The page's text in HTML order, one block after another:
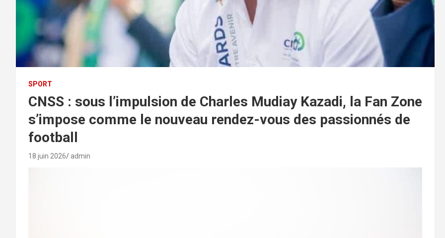
SPORT
CNSS : sous l’impulsion de Charles Mudiay Kazadi, la Fan Zone
s’impose comme le nouveau rendez-vous des passionnés de
football
18 juin 2026 admin